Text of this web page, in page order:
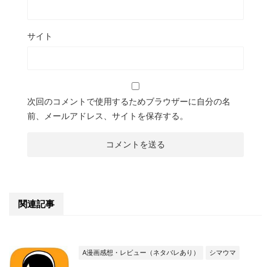
サイト
次回のコメントで使用するためブラウザーに自分の名
前、メールアドレス、サイトを保存する。
関連記事
A漫画感想・レビュー（ネタバレあり） シマウマ